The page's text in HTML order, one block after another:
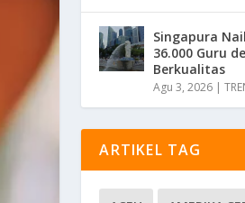
Singapura
36.000 Guru
Berkualitas
Agu 3, 2026 |
ARTIKEL TAG